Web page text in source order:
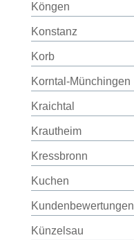
Köngen
Konstanz
Korb
Korntal-Münchingen
Kraichtal
Krautheim
Kressbronn
Kuchen
Kundenbewertungen
Künzelsau